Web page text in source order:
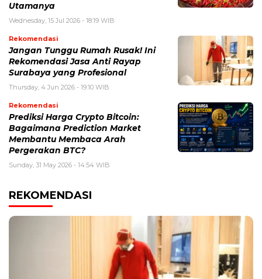
Utamanya
Wednesday, 15 Jul 2026 - 18:19 WIB
Rekomendasi
Jangan Tunggu Rumah Rusak! Ini
Rekomendasi Jasa Anti Rayap
Surabaya yang Profesional
Thursday, 4 Jun 2026 - 19:10 WIB
Rekomendasi
Prediksi Harga Crypto Bitcoin:
Bagaimana Prediction Market
Membantu Membaca Arah
Pergerakan BTC?
Sunday, 31 May 2026 - 14:54 WIB
REKOMENDASI